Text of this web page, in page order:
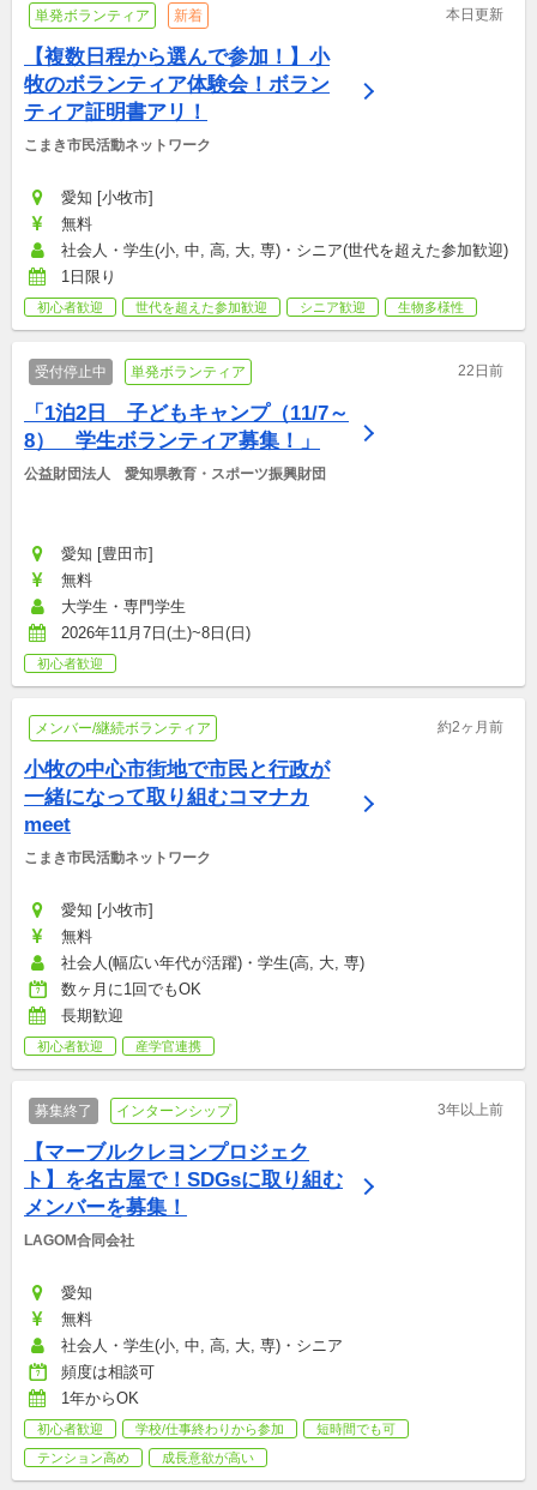
単発ボランティア 新着 本日更新
【複数日程から選んで参加！】小
牧のボランティア体験会！ボラン
ティア証明書アリ！
こまき市民活動ネットワーク
愛知 [小牧市]
無料
社会人・学生(小, 中, 高, 大, 専)・シニア(世代を超えた参加歓迎)
1日限り
初心者歓迎 世代を超えた参加歓迎 シニア歓迎 生物多様性
受付停止中 単発ボランティア 22日前
「1泊2日　子どもキャンプ（11/7～
8）　学生ボランティア募集！」
公益財団法人　愛知県教育・スポーツ振興財団
愛知 [豊田市]
無料
大学生・専門学生
2026年11月7日(土)~8日(日)
初心者歓迎
メンバー/継続ボランティア 約2ヶ月前
小牧の中心市街地で市民と行政が
一緒になって取り組むコマナカ
meet
こまき市民活動ネットワーク
愛知 [小牧市]
無料
社会人(幅広い年代が活躍)・学生(高, 大, 専)
数ヶ月に1回でもOK
長期歓迎
初心者歓迎 産学官連携
募集終了 インターンシップ 3年以上前
【マーブルクレヨンプロジェク
ト】を名古屋で！SDGsに取り組む
メンバーを募集！
LAGOM合同会社
愛知
無料
社会人・学生(小, 中, 高, 大, 専)・シニア
頻度は相談可
1年からOK
初心者歓迎 学校/仕事終わりから参加
短時間でも可
テンション高め
成長意欲が高い